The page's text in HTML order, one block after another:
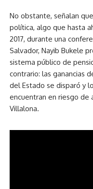
No obstante, señalan
política, algo que hasta
2017, durante una
Salvador, Nayib Bukele
sistema público de
contrario: las ganancias
del Estado se disparó y
encuentran en riesgo de
Villalona.